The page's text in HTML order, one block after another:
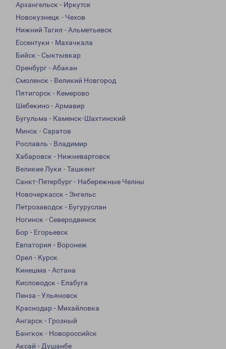
Архангельск - Иркутск
Новокузнецк - Чехов
Нижний Тагил - Альметьевск
Ессентуки - Махачкала
Бийск - Сыктывкар
Оренбург - Абакан
Смоленск - Великий Новгород
Пятигорск - Кемерово
Шебекино - Армавир
Бугульма - Каменск-Шахтинский
Минск - Саратов
Рославль - Владимир
Хабаровск - Нижневартовск
Великие Луки - Ташкент
Санкт-Петербург - Набережные Челны
Новочеркасск - Энгельс
Петрозаводск - Бугуруслан
Ногинск - Северодвинск
Бор - Егорьевск
Евпатория - Воронеж
Орел - Курск
Кинешма - Астана
Кисловодск - Елабуга
Пенза - Ульяновск
Краснодар - Михайловка
Ангарск - Грозный
Бангкок - Новороссийск
Аксай - Душанбе